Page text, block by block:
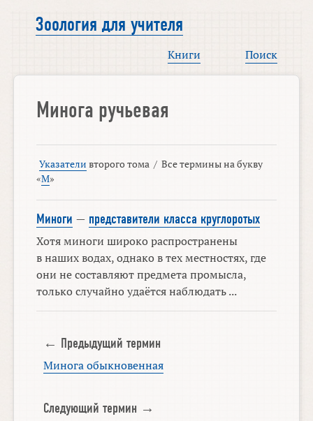
Зоология для учителя
Книги Поиск
Минога ручьевая
Указатели второго тома / Все термины на букву
«М»
Миноги — представители класса круглоротых
Хотя миноги широко распространены
в наших водах, однако в тех местностях, где
они не составляют предмета промысла,
только случайно удаётся наблюдать ...
← Предыдущий термин
Минога обыкновенная
Следующий термин →